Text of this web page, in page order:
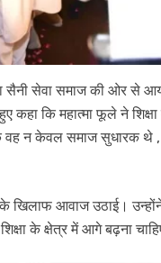
सेवा समाज की ओर से
कहा कि महात्मा फूले ने
वह न केवल समाज सुधारक थे
के ​खिलाफ आवाज उठाई।
के क्षेत्र में आगे बढ़ना